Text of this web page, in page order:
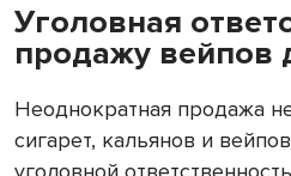
Уголовная
продажу вейпов
Неоднократная продажа
сигарет, кальянов и